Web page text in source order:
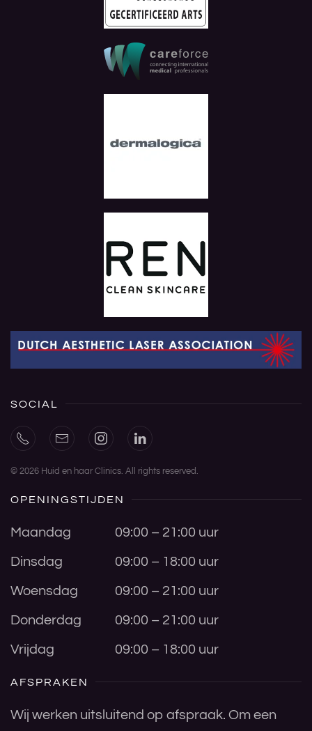
SOCIAL
© 2026 Huid en haar Clinics. All rights reserved.
OPENINGSTIJDEN
Maandag 09:00 – 21:00 uur
Dinsdag 09:00 – 18:00 uur
Woensdag 09:00 – 21:00 uur
Donderdag 09:00 – 21:00 uur
Vrijdag 09:00 – 18:00 uur
AFSPRAKEN
Wij werken uitsluitend op afspraak. Om een